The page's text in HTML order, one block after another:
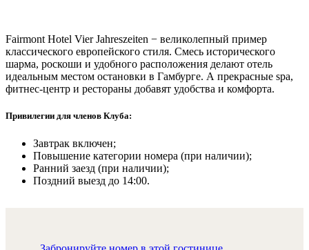
Fairmont Hotel Vier Jahreszeiten − великолепный пример
классического европейского стиля. Смесь исторического
шарма, роскоши и удобного расположения делают отель
идеальным местом остановки в Гамбурге. А прекрасные spa,
фитнес-центр и рестораны добавят удобства и комфорта.
Привилегии для членов Клуба:
Завтрак включен;
Повышение категории номера (при наличии);
Ранний заезд (при наличии);
Поздний выезд до 14:00.